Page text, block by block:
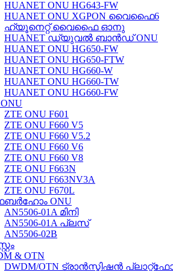
HUANET ONU HG643-FW
HUANET ONU XGPON വൈഫൈ6
ഹ്യൂനെറ്റ് വൈഫൈ ഓനു
HUANET ഡ്യുവൽ ബാൻഡ് ONU
HUANET ONU HG650-FW
HUANET ONU HG650-FTW
HUANET ONU HG660-W
HUANET ONU HG660-TW
HUANET ONU HG660-FW
ZTE ONU F601
ZTE ONU F660 V5
ZTE ONU F660 V5.2
ZTE ONU F660 V6
ZTE ONU F660 V8
ZTE ONU F663N
ZTE ONU F663NV3A
ZTE ONU F670L
ONU
AN5506-01A മിനി
AN5506-01A പ്ലസ്
AN5506-02B
& OTN
DWDM/OTN ട്രാൻസ്മിഷൻ